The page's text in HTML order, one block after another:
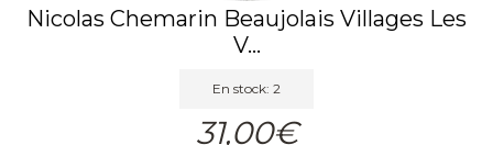
Nicolas Chemarin Beaujolais Villages Les
V...
En stock: 2
31,00€